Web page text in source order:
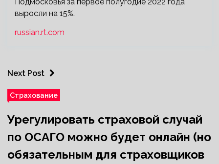
выросли на 15%.
russian.rt.com
Next Post
Страхование
Урегулировать страховой случай
по ОСАГО можно будет онлайн (но
обязательным для страховщиков